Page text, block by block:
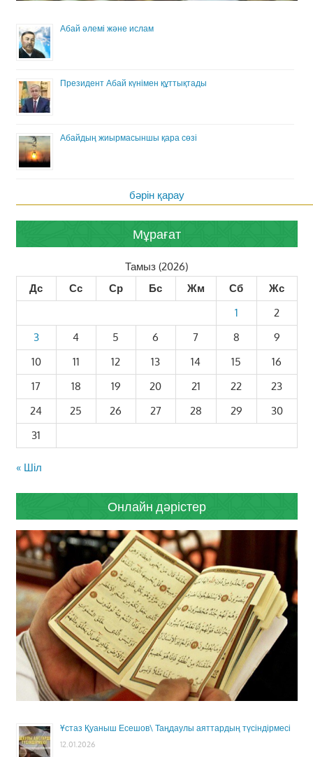
Абай әлемі және ислам
Президент Абай күнімен құттықтады
Абайдың жиырмасыншы қара сөзі
бәрін қарау
Мұрағат
Тамыз (2026)
Дс
Сс Ср Бс Жм Сб
Жс
1
2
3
4 5 6 7 8
9
10
11 12 13 14 15
16
17
18 19 20 21 22
23
24
25 26 27 28 29
30
31
« Шіл
Онлайн дәрістер
Ұстаз Қуаныш Есешов\ Таңдаулы аяттардың түсіндірмесі
12.01.2026